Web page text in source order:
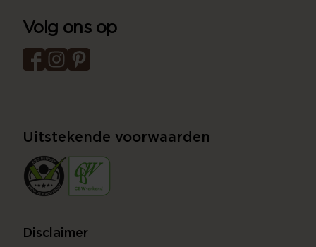
Volg ons op
Uitstekende voorwaarden
Disclaimer